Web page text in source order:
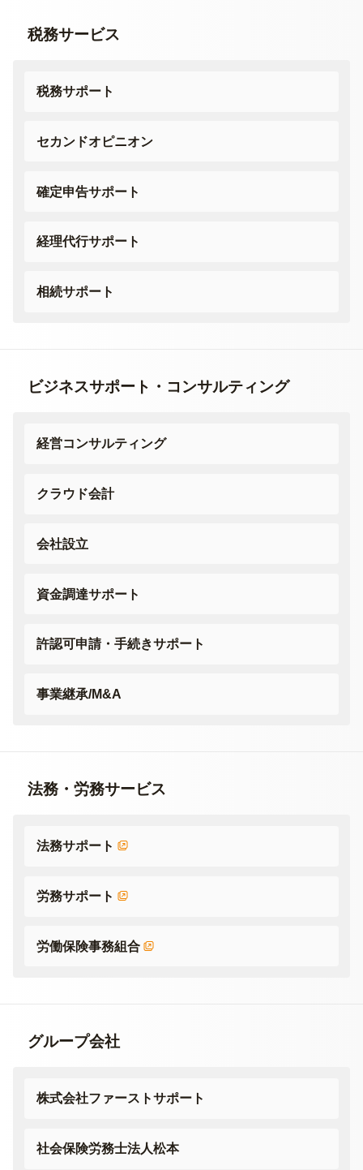
税務サービス
税務サポート
セカンドオピニオン
確定申告サポート
経理代行サポート
相続サポート
ビジネスサポート・ コンサルティング
経営コンサルティング
クラウド会計
会社設立
資金調達サポート
許認可申請・手続きサポート
事業継承/M&A
法務・労務サービス
法務サポート
労務サポート
労働保険事務組合
グループ会社
株式会社ファーストサポート
社会保険労務士法人松本